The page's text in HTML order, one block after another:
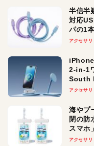
半信半
対応
パの1
アクセサリ
2-in-1
South
ースで
アクセサリ
海やプ
閉の防
スマホ
アクセサリ